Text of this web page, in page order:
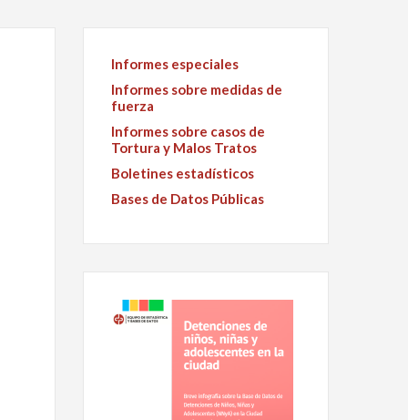
Informes especiales
Informes sobre medidas de
fuerza
Informes sobre casos de
Tortura y Malos Tratos
Boletines estadísticos
Bases de Datos Públicas